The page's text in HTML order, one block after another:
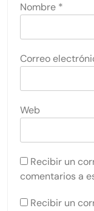
Nombre *
Correo
Web
Recibir un
comentarios a
Recibir un